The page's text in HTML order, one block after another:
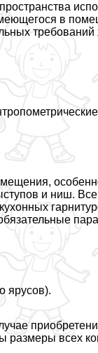
в
и ниш.
ярусов).
размеры всех